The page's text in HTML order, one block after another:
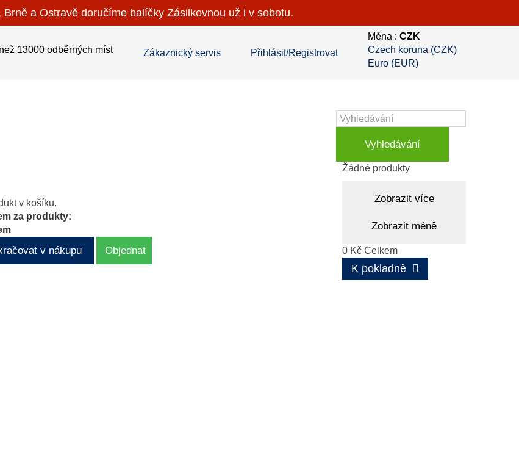
Brně a Ostravě doručíme balíčky Zásilkovnou už i v sobotu.
13000 odběrných míst Zákaznický servis Přihlásit/Registrovat
Měna : CZK
Czech koruna (CZK)
Euro (EUR)
Vyhledávání
Košík
(prázdný)
Žádné produkty
Zobrazit více
Zobrazit méně
0 Kč Celkem
K pokladně
v košíku.
za produkty:
v nákupu Objednat